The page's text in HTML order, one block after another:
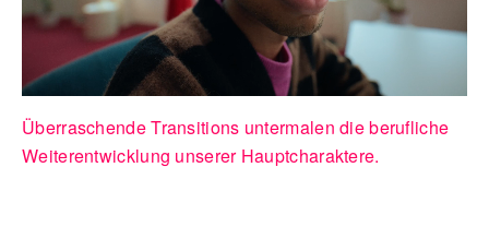
Überraschende Transitions untermalen die berufliche
Weiterentwicklung unserer Hauptcharaktere.